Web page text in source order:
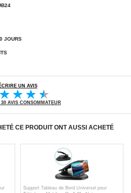
JOURS
ÉCRIRE UN AVIS
AVIS CONSOMMATEUR
CE PRODUIT ONT AUSSI ACHETÉ
Support Tableau de Bord Universel pour